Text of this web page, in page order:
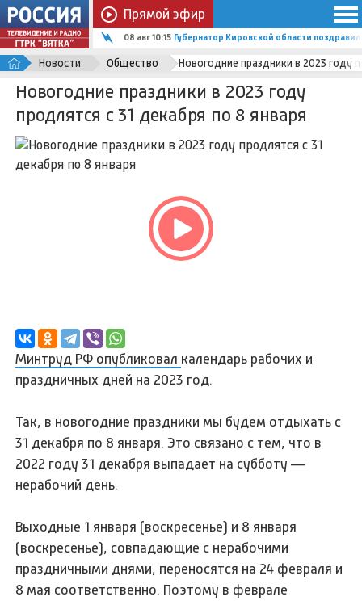
Прямой эфир
08 авг 10:15 Губернатор Кировской области
Новости Общество Новогодние праздники в 2023 году
Новогодние праздники в 2023 году
продлятся с 31 декабря по 8 января
Минтруд РФ опубликовал календарь рабочих и
праздничных дней на 2023 год.
Так, в новогодние праздники мы будем отдыхать с
31 декабря по 8 января. Это связано с тем, что в
2022 году 31 декабря выпадает на субботу —
нерабочий день.
Выходные 1 января (воскресенье) и 8 января
(воскресенье), совпадающие с нерабочими
праздничными днями, переносятся на 24 февраля и
8 мая соответственно. Поэтому в феврале